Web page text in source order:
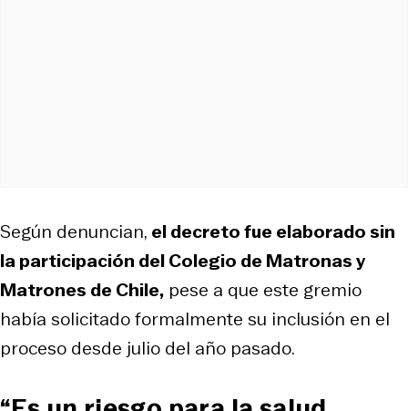
Según denuncian, el decreto fue elaborado sin
la participación del Colegio de Matronas y
Matrones de Chile, pese a que este gremio
había solicitado formalmente su inclusión en el
proceso desde julio del año pasado.